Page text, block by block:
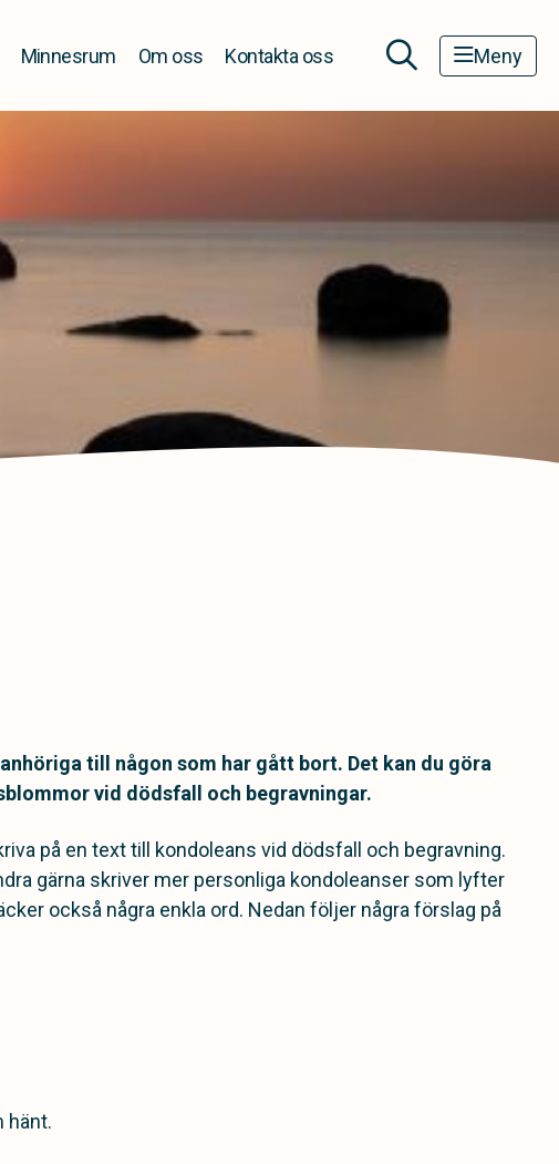
Minnesrum Om oss Kontakta oss Meny
till någon som har gått bort. Det kan du göra
vid dödsfall och begravningar.
på en text till kondoleans vid dödsfall och begravning.
gärna skriver mer personliga kondoleanser som lyfter
också några enkla ord. Nedan följer några förslag på
hänt.